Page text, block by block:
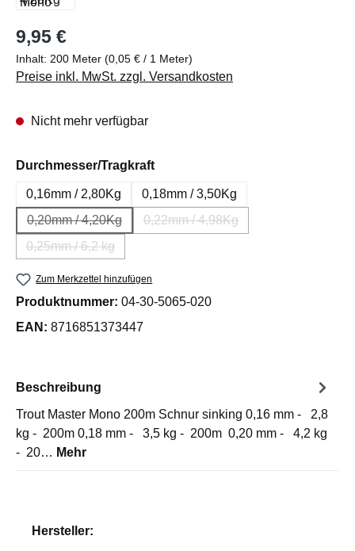
Regulärer Preis:
9,95 €
Inhalt: 200 Meter (0,05 € / 1 Meter)
Preise inkl. MwSt. zzgl. Versandkosten
Nicht mehr verfügbar
Durchmesser/Tragkraftauswählen
0,16mm / 2,80Kg
0,18mm / 3,50Kg
0,20mm / 4,20Kg
(Diese Option ist zurzeit nicht verfügbar.)
0,22mm / 4,98Kg
(Diese Option ist zurzeit nicht
0,25mm / 6,2 kg
(Diese Option ist zurzeit nicht verfügbar.)
Zum Merkzettel hinzufügen
Produktnummer: 04-30-5065-020
EAN: 8716851373447
Beschreibung
Trout Master Mono 200m Schnur sinking 0,16 mm - 2,8
kg - 200m 0,18 mm - 3,5 kg - 200m 0,20 mm - 4,2 kg
- 20… Mehr
Hersteller: